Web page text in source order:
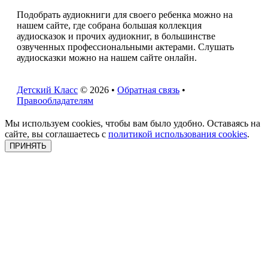
Подобрать аудиокниги для своего ребенка можно на
нашем сайте, где собрана большая коллекция
аудиосказок и прочих аудиокниг, в большинстве
озвученных профессиональными актерами. Слушать
аудиосказки можно на нашем сайте онлайн.
Детский Класс © 2026 • Обратная связь •
Правообладателям
Мы используем cookies, чтобы вам было удобно. Оставаясь на
сайте, вы соглашаетесь с политикой использования cookies.
ПРИНЯТЬ